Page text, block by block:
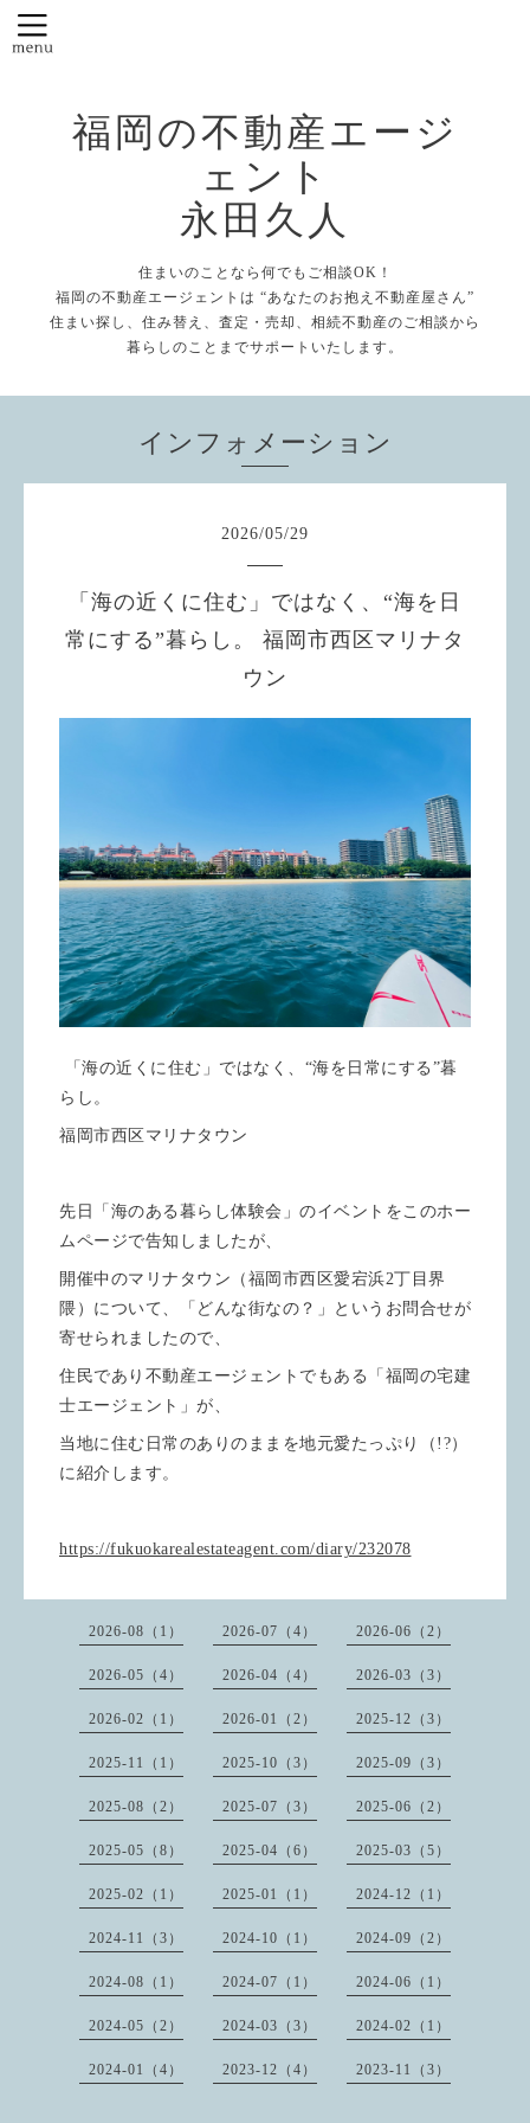
福岡の不動産エージ
ェント
永田久人
住まいのことなら何でもご相談OK！
福岡の不動産エージェントは “あなたのお抱え不動産屋さん”
住まい探し、住み替え、査定・売却、相続不動産のご相談から
暮らしのことまでサポートいたします。
インフォメーション
2026/05/29
「海の近くに住む」ではなく、“海を日
常にする”暮らし。 福岡市西区マリナタ
ウン
「海の近くに住む」ではなく、“海を日常にする”暮
らし。
福岡市西区マリナタウン
先日「海のある暮らし体験会」のイベントをこのホー
ムページで告知しましたが、
開催中のマリナタウン（福岡市西区愛宕浜2丁目界
隈）について、「どんな街なの？」というお問合せが
寄せられましたので、
住民であり不動産エージェントでもある「福岡の宅建
士エージェント」が、
当地に住む日常のありのままを地元愛たっぷり（!?）
に紹介します。
https://fukuokarealestateagent.com/diary/232078
2026-08（1） 2026-07（4） 2026-06（2）
2026-05（4） 2026-04（4） 2026-03（3）
2026-02（1） 2026-01（2） 2025-12（3）
2025-11（1） 2025-10（3） 2025-09（3）
2025-08（2） 2025-07（3） 2025-06（2）
2025-05（8） 2025-04（6） 2025-03（5）
2025-02（1） 2025-01（1） 2024-12（1）
2024-11（3） 2024-10（1） 2024-09（2）
2024-08（1） 2024-07（1） 2024-06（1）
2024-05（2） 2024-03（3） 2024-02（1）
2024-01（4） 2023-12（4） 2023-11（3）